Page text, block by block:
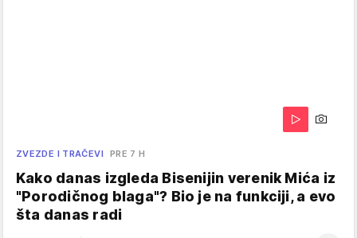
ZVEZDE I TRAČEVI PRE 7 H
Kako danas izgleda Bisenijin verenik Mića iz
"Porodičnog blaga"? Bio je na funkciji, a evo
šta danas radi